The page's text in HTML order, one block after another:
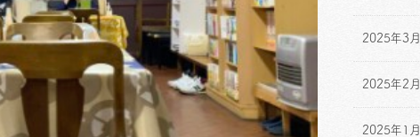
2025年3月
2025年2月
2025年1月